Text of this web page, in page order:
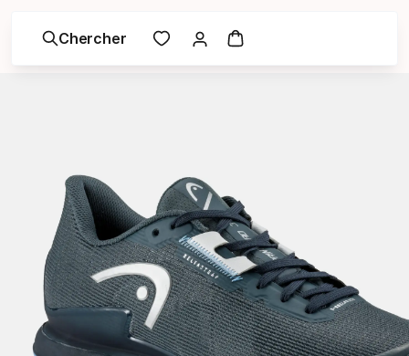
Chercher